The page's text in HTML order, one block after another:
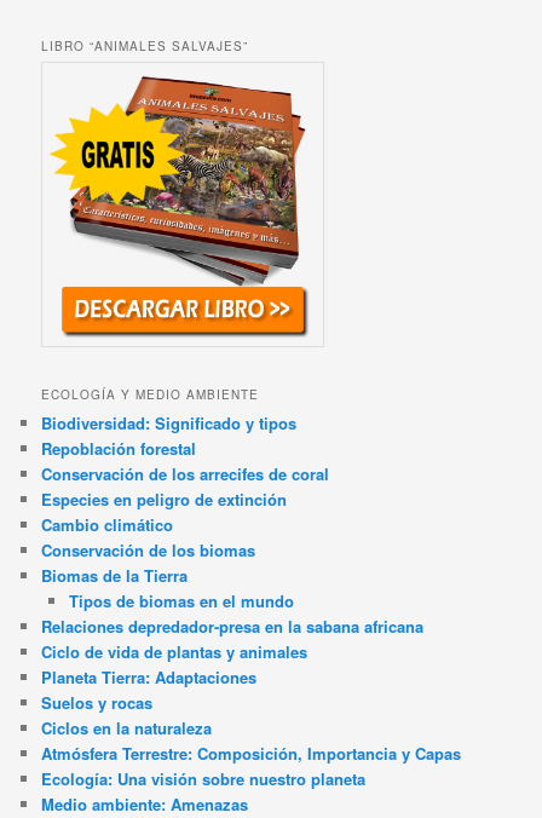
LIBRO “ANIMALES SALVAJES”
ECOLOGÍA Y MEDIO AMBIENTE
Biodiversidad: Significado y tipos
Repoblación forestal
Conservación de los arrecifes de coral
Especies en peligro de extinción
Cambio climático
Conservación de los biomas
Biomas de la Tierra
Tipos de biomas en el mundo
Relaciones depredador-presa en la sabana africana
Ciclo de vida de plantas y animales
Planeta Tierra: Adaptaciones
Suelos y rocas
Ciclos en la naturaleza
Atmósfera Terrestre: Composición, Importancia y Capas
Ecología: Una visión sobre nuestro planeta
Medio ambiente: Amenazas